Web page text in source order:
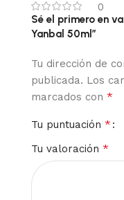
0
Sé el primero en
Yanbal 50ml”
Tu dirección de
publicada. Los
marcados con *
Tu puntuación *
Tu valoración *